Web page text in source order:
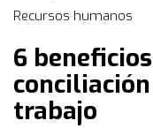
Recursos humanos
6
trabajo